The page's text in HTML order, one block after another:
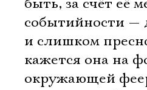
быть, за счёт её
событийности —
и слишком
кажется она на
окружающей